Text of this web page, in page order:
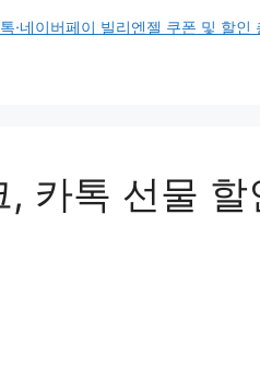
·네이버페이 빌리엔젤 쿠폰 및 할인
카톡 선물 할